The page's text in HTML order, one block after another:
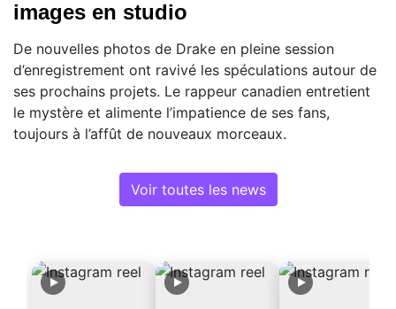
images en studio
De nouvelles photos de Drake en pleine session
d’enregistrement ont ravivé les spéculations autour de
ses prochains projets. Le rappeur canadien entretient
le mystère et alimente l’impatience de ses fans,
toujours à l’affût de nouveaux morceaux.
Voir toutes les news